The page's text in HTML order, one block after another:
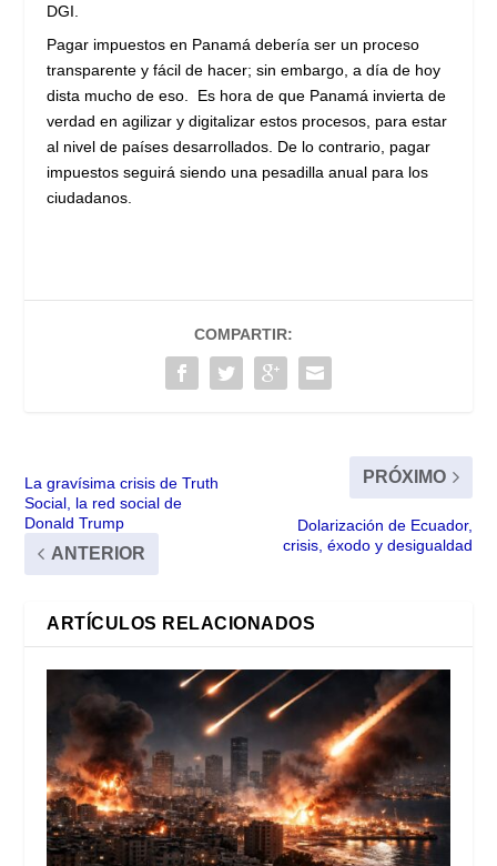
DGI.
Pagar impuestos en Panamá debería ser un proceso
transparente y fácil de hacer; sin embargo, a día de hoy
dista mucho de eso. Es hora de que Panamá invierta de
verdad en agilizar y digitalizar estos procesos, para estar
al nivel de países desarrollados. De lo contrario, pagar
impuestos seguirá siendo una pesadilla anual para los
ciudadanos.
COMPARTIR:
La gravísima crisis de Truth
Social, la red social de
Donald Trump
ANTERIOR
PRÓXIMO
Dolarización de Ecuador,
crisis, éxodo y desigualdad
ARTÍCULOS RELACIONADOS